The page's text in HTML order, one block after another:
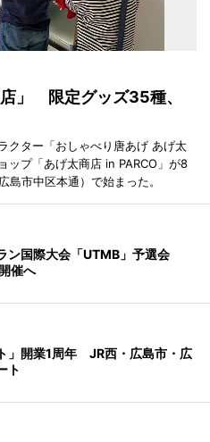
」 限定グッズ35種、
クター「おしゃべり唐あげ あげ太
ップ「あげ太商店 in PARCO」が8
島市中区本通）で始まった。
ン国際大会「UTMB」予選会
催へ
」開業1周年 JR西・広島市・広
ト